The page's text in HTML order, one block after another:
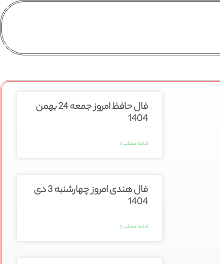
فال حافظ امروز جمعه 24 بهمن
1404
ادامه مطلب »
فال هندی امروز چهارشنبه 3 دی
1404
ادامه مطلب »